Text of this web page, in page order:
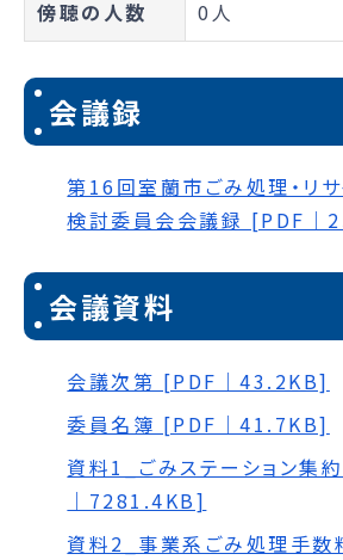
傍聴の人数 0人
会議録
第16回室蘭市ごみ処理・リ
検討委員会会議録 [PDF｜
会議資料
会議次第 [PDF｜43.2KB]
委員名簿 [PDF｜41.7KB]
資料1_ごみステーション集
｜7281.4KB]
資料2_事業系ごみ処理手数